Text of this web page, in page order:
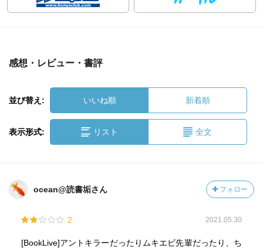
感想・レビュー・書評
並び替え: いいね順 新着順
表示形式: リスト 全文
ocean@読書垢さん フォロー
2 2021.05.30
[BookLive]アントキラーだったりムキエビ先輩だったり、ち